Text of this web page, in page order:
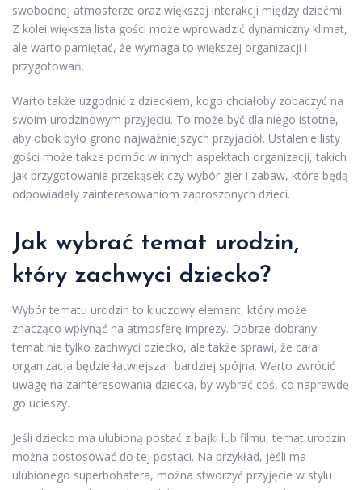
swobodnej atmosferze oraz większej interakcji między dziećmi.
Z kolei większa lista gości może wprowadzić dynamiczny klimat,
ale warto pamiętać, że wymaga to większej organizacji i
przygotowań.
Warto także uzgodnić z dzieckiem, kogo chciałoby zobaczyć na
swoim urodzinowym przyjęciu. To może być dla niego istotne,
aby obok było grono najważniejszych przyjaciół. Ustalenie listy
gości może także pomóc w innych aspektach organizacji, takich
jak przygotowanie przekąsek czy wybór gier i zabaw, które będą
odpowiadały zainteresowaniom zaproszonych dzieci.
Jak wybrać temat urodzin,
który zachwyci dziecko?
Wybór tematu urodzin to kluczowy element, który może
znacząco wpłynąć na atmosferę imprezy. Dobrze dobrany
temat nie tylko zachwyci dziecko, ale także sprawi, że cała
organizacja będzie łatwiejsza i bardziej spójna. Warto zwrócić
uwagę na zainteresowania dziecka, by wybrać coś, co naprawdę
go ucieszy.
Jeśli dziecko ma ulubioną postać z bajki lub filmu, temat urodzin
można dostosować do tej postaci. Na przykład, jeśli ma
ulubionego superbohatera, można stworzyć przyjęcie w stylu